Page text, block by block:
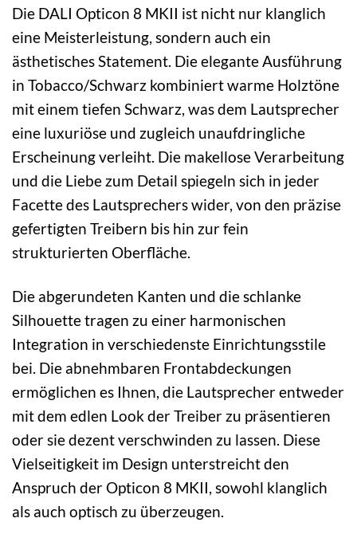
Die DALI Opticon 8 MKII ist nicht nur klanglich
eine Meisterleistung, sondern auch ein
ästhetisches Statement. Die elegante Ausführung
in Tobacco/Schwarz kombiniert warme Holztöne
mit einem tiefen Schwarz, was dem Lautsprecher
eine luxuriöse und zugleich unaufdringliche
Erscheinung verleiht. Die makellose Verarbeitung
und die Liebe zum Detail spiegeln sich in jeder
Facette des Lautsprechers wider, von den präzise
gefertigten Treibern bis hin zur fein
strukturierten Oberfläche.
Die abgerundeten Kanten und die schlanke
Silhouette tragen zu einer harmonischen
Integration in verschiedenste Einrichtungsstile
bei. Die abnehmbaren Frontabdeckungen
ermöglichen es Ihnen, die Lautsprecher entweder
mit dem edlen Look der Treiber zu präsentieren
oder sie dezent verschwinden zu lassen. Diese
Vielseitigkeit im Design unterstreicht den
Anspruch der Opticon 8 MKII, sowohl klanglich
als auch optisch zu überzeugen.